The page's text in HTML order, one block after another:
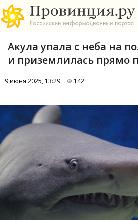
А
Б
В
Акула упала с неба на
и приземлилась прямо
9 июня 2025, 13:29 142